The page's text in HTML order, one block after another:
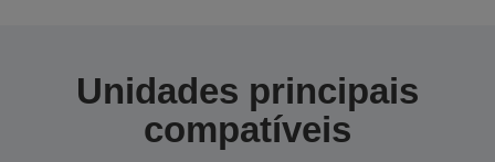
Unidades principais
compatíveis